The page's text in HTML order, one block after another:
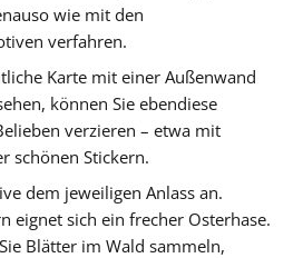
wie mit den
verfahren.
Karte mit einer Außenwand
können Sie ebendiese
verzieren – etwa mit
schönen Stickern.
dem jeweiligen Anlass an.
eignet sich ein frecher Osterhase.
Blätter im Wald sammeln,